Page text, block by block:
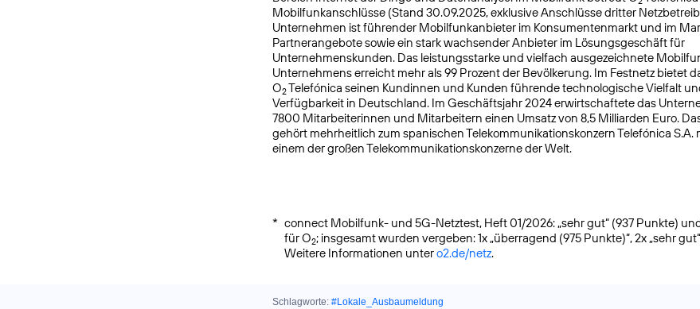
Mobilfunkanschlüsse (Stand 30.09.2025, exklusive Anschlüsse dritter
Unternehmen ist führender Mobilfunkanbieter im Konsumentenmarkt und im
Partnerangebote sowie ein stark wachsender Anbieter im Lösungsgeschäft für
Unternehmenskunden. Das leistungsstarke und vielfach ausgezeichnete
Unternehmens erreicht mehr als 99 Prozent der Bevölkerung. Im Festnetz bietet
O2Telefónica seinen Kundinnen und Kunden führende technologische Vielfalt
Verfügbarkeit in Deutschland. Im Geschäftsjahr 2024 erwirtschaftete das
7800 Mitarbeiterinnen und Mitarbeitern einen Umsatz von 8,5 Milliarden Euro.
gehört mehrheitlich zum spanischen Telekommunikationskonzern Telefónica S.A.
einem der großen Telekommunikationskonzerne der Welt.
* connect Mobilfunk- und 5G-Netztest, Heft 01/2026: „sehr gut“ (937 Punkte)
für O2; insgesamt wurden vergeben: 1x „überragend (975 Punkte)“, 2x „sehr
Weitere Informationen untero2.de/netz.
Schlagworte: #Lokale_Ausbaumeldung